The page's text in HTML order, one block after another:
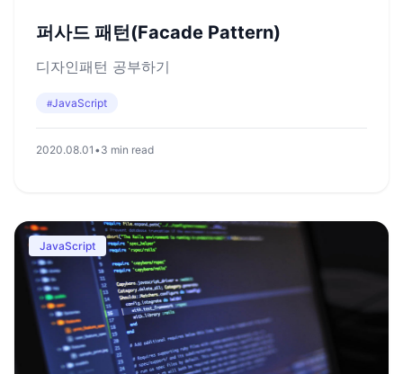
퍼사드 패턴(Facade Pattern)
디자인패턴 공부하기
#JavaScript
2020.08.01 •3 min read
JavaScript